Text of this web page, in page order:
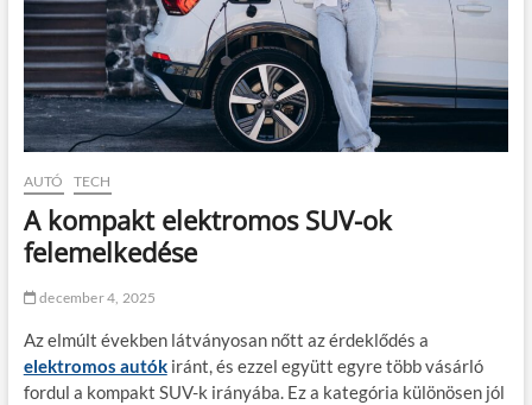
AUTÓ TECH
A kompakt elektromos SUV-ok
felemelkedése
december 4, 2025
Az elmúlt években látványosan nőtt az érdeklődés a
elektromos autókiránt, és ezzel együtt egyre több vásárló
fordul a kompakt SUV-k irányába. Ez a kategória különösen jól